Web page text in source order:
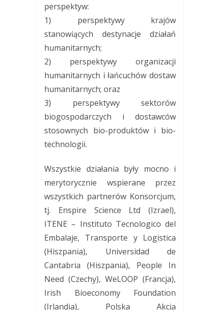
perspektyw:
1) perspektywy krajów
stanowiących destynacje działań
humanitarnych;
2) perspektywy organizacji
humanitarnych i łańcuchów dostaw
humanitarnych; oraz
3) perspektywy sektorów
biogospodarczych i dostawców
stosownych bio-produktów i bio-
technologii.
Wszystkie działania były mocno i
merytorycznie wspierane przez
wszystkich partnerów Konsorcjum,
tj. Enspire Science Ltd (Izrael),
ITENE – Instituto Tecnologico del
Embalaje, Transporte y Logistica
(Hiszpania), Universidad de
Cantabria (Hiszpania), People In
Need (Czechy), WeLOOP (Francja),
Irish Bioeconomy Foundation
(Irlandia), Polska Akcja